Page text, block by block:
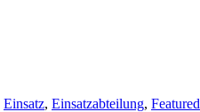
Einsatz, Einsatzabteilung, Featured